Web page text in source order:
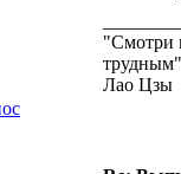
"Смотри
трудным"
Лао Цзы